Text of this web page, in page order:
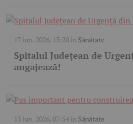
17 iun. 2026, 13:20în Sănătate
Spitalul Județean de
angajează!
13 iun. 2026, 07:54în Sănătate